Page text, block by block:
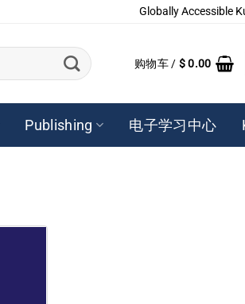
Globally Accessible
购物车 / $0.00
Publishing 电子学习中心